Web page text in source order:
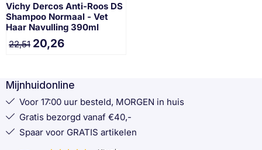
Vichy Dercos Anti-Roos DS
Shampoo Normaal - Vet
Haar Navulling 390ml
22,51 20,26
Mijnhuidonline
Voor 17:00 uur besteld, MORGEN in huis
Gratis bezorgd vanaf €40,-
Spaar voor GRATIS artikelen